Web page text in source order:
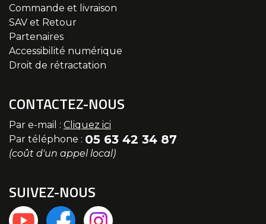
Commande et livraison
SAV et Retour
Partenaires
Accessibilité numérique
Droit de rétractation
CONTACTEZ-NOUS
Par e-mail : Cliquez ici
Par téléphone : 05 63 42 34 87
(coût d'un appel local)
SUIVEZ-NOUS